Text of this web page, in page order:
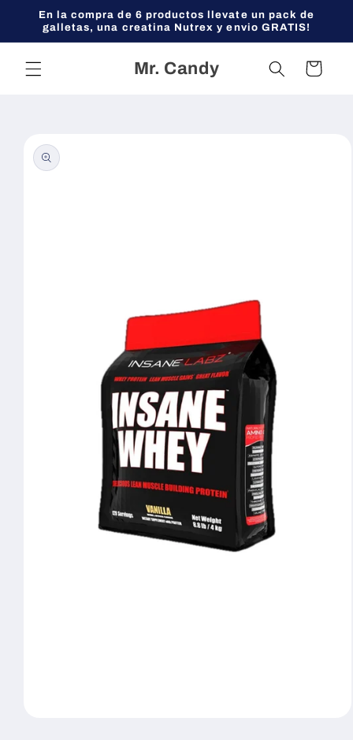
directamente
al contenido
En la compra de 6 productos llevate un pack de
galletas, una creatina Nutrex y envio GRATIS!
Mr. Candy Carrito
información